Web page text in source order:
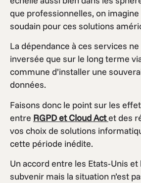
que professionnelles, on
soudain pour ces solutions
La dépendance à ces services
inversée que sur le long terme
commune d’installer une
données.
Faisons donc le point sur les
entre RGPD et Cloud Actet des
vos choix de solutions
cette période inédite.
Un accord entre les Etats-Unis et
subvenir mais la situation n’est